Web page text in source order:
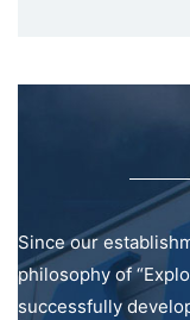
Since our
philosophy of
successfully